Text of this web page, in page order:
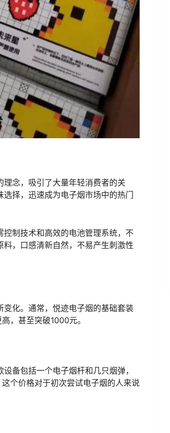
念，吸引了大量年轻消费者的关
择，迅速成为电子烟市场中的热门
制技术和高效的电池管理系统，不
，口感清新自然，不易产生刺激性
化。通常，悦迹电子烟的基础套装
，甚至突破1000元。
备包括一个电子烟杆和几只烟弹，
个价格对于初次尝试电子烟的人来说